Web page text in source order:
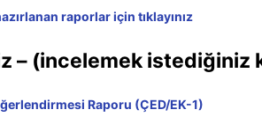
raporlar için tıklayınız
– (incelemek istediğiniz
Raporu (ÇED/EK-1)